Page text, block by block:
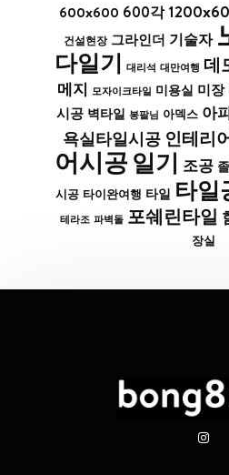
600x600 600각
건설현장 그라인더 기술자
다일기 대리석 대만여행 데
메지 모자이크타일 미용실 미장
시공 벽타일 봉팔님 아덱스 아
욕실타일시공 인테리
어시공 일기 조공
시공 타이완여행 타일 타일
테라조 파벽돌 포쉐린타일
장실